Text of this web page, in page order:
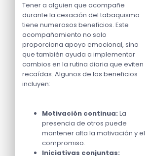
Tener a alguien que acompañe
durante la cesación del tabaquismo
tiene numerosos beneficios. Este
acompañamiento no solo
proporciona apoyo emocional, sino
que también ayuda a implementar
cambios en la rutina diaria que eviten
recaídas. Algunos de los beneficios
incluyen:
Motivación continua: La
presencia de otros puede
mantener alta la motivación y el
compromiso.
Iniciativas conjuntas: